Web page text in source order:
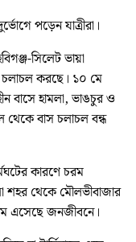
পড়েন যাত্রীরা।
সিলেট ভায়া
চলাচল করছে। ১০ মে
বাসে হামলা, ভাঙচুর ও
থেকে বাস চলাচল বন্ধ
কারণে চরম
শহর থেকে মৌলভীবাজার
এসেছে জনজীবনে।